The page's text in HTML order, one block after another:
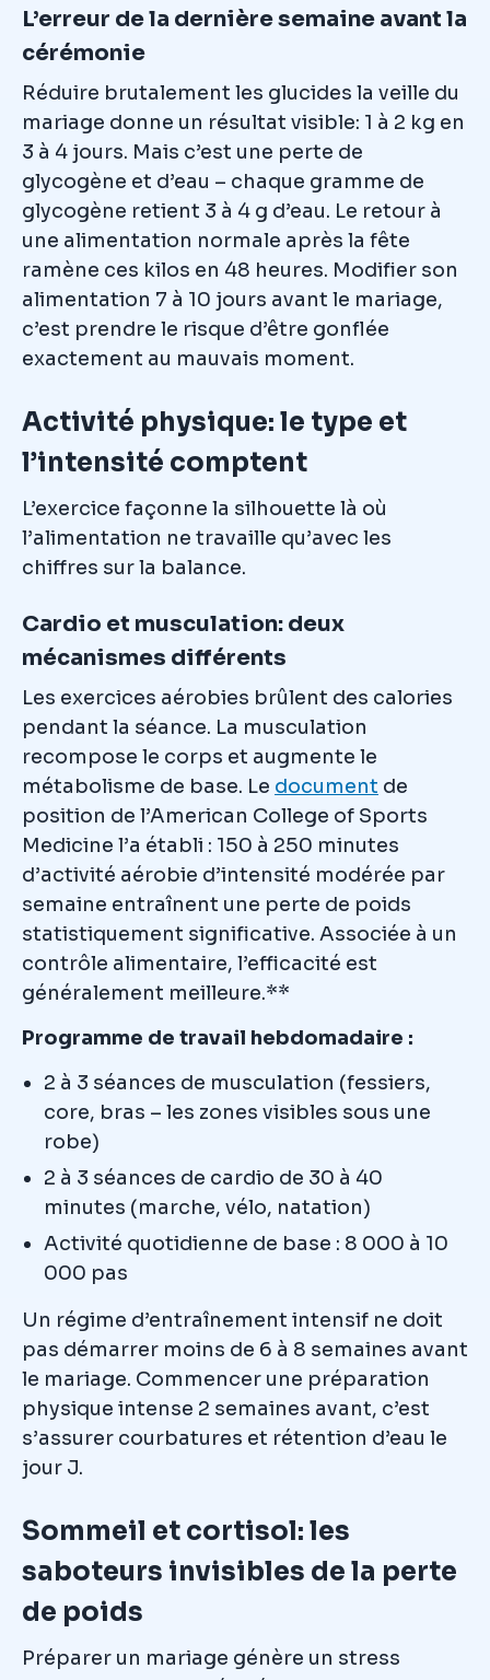
L’erreur de la dernière semaine avant la
cérémonie
Réduire brutalement les glucides la veille du
mariage donne un résultat visible: 1 à 2 kg en
3 à 4 jours. Mais c’est une perte de
glycogène et d’eau – chaque gramme de
glycogène retient 3 à 4 g d’eau. Le retour à
une alimentation normale après la fête
ramène ces kilos en 48 heures. Modifier son
alimentation 7 à 10 jours avant le mariage,
c’est prendre le risque d’être gonflée
exactement au mauvais moment.
Activité physique: le type et
l’intensité comptent
L’exercice façonne la silhouette là où
l’alimentation ne travaille qu’avec les
chiffres sur la balance.
Cardio et musculation: deux
mécanismes différents
Les exercices aérobies brûlent des calories
pendant la séance. La musculation
recompose le corps et augmente le
métabolisme de base. Le document de
position de l’American College of Sports
Medicine l’a établi : 150 à 250 minutes
d’activité aérobie d’intensité modérée par
semaine entraînent une perte de poids
statistiquement significative. Associée à un
contrôle alimentaire, l’efficacité est
généralement meilleure.**
Programme de travail hebdomadaire :
2 à 3 séances de musculation (fessiers,
core, bras – les zones visibles sous une
robe)
2 à 3 séances de cardio de 30 à 40
minutes (marche, vélo, natation)
Activité quotidienne de base : 8 000 à 10
000 pas
Un régime d’entraînement intensif ne doit
pas démarrer moins de 6 à 8 semaines avant
le mariage. Commencer une préparation
physique intense 2 semaines avant, c’est
s’assurer courbatures et rétention d’eau le
jour J.
Sommeil et cortisol: les
saboteurs invisibles de la perte
de poids
Préparer un mariage génère un stress